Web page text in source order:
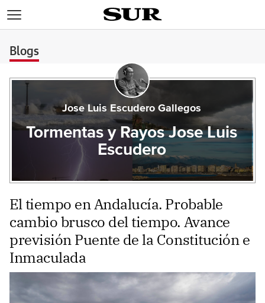
Blogs
Jose Luis Escudero Gallegos
Tormentas y Rayos Jose Luis
Escudero
El tiempo en Andalucía. Probable
cambio brusco del tiempo. Avance
previsión Puente de la Constitución e
Inmaculada